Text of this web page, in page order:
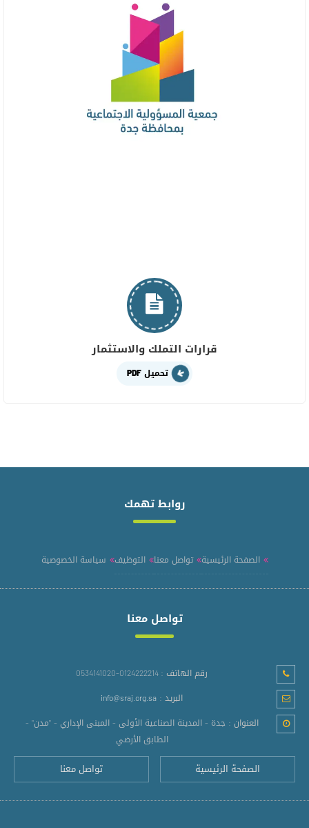
قرارات التملك والاستثمار
تحميل PDF
روابط تهمك
الصفحة الرئيسية تواصل معنا التوظيف سياسة الخصوصية
تواصل معنا
رقم الهاتف :0124222214-0534141020
البريد : info@sraj.org.sa
العنوان : جدة - المدينة الصناعية الأولى - المبنى الإداري - "مدن" -
الطابق الأرضي
الصفحة الرئيسية تواصل معنا